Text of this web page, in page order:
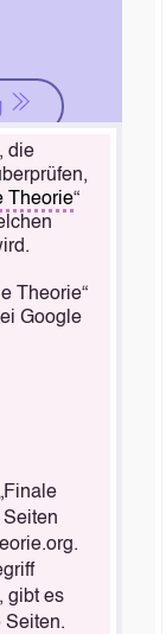
die
Theorie“
Theorie“
Google
Seiten
gibt es
Seiten.